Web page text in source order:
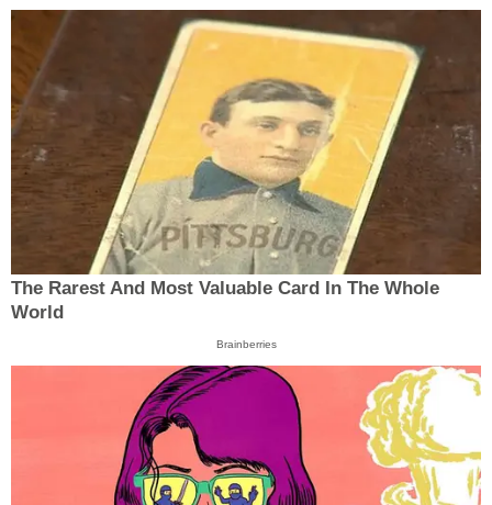
The Rarest And Most Valuable Card In The Whole
World
Brainberries